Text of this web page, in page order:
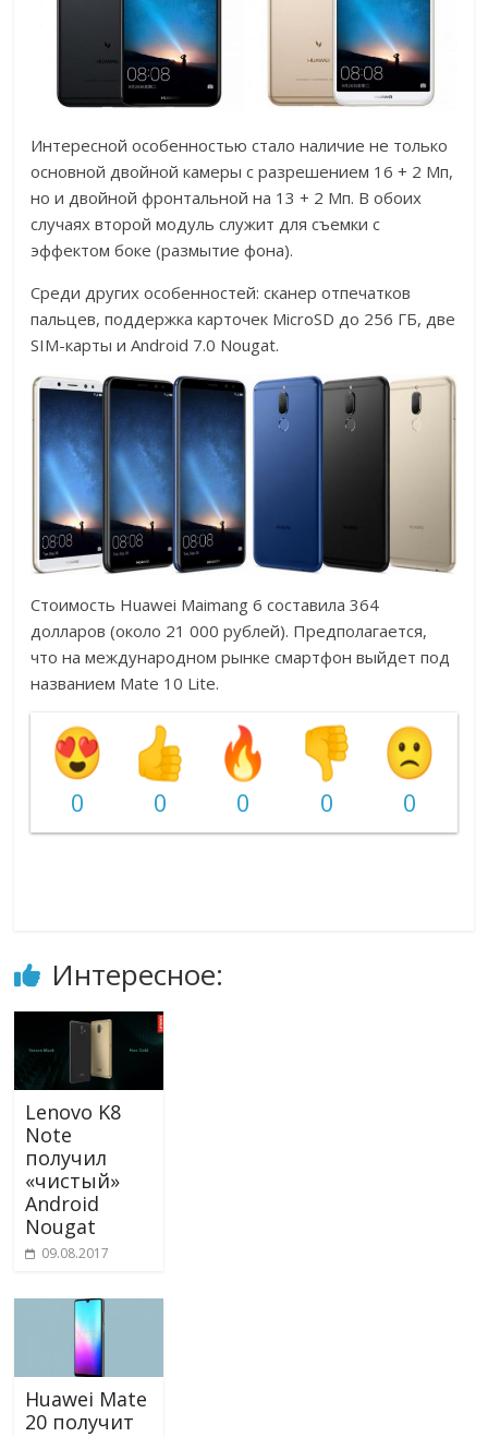
Интересной особенностью стало наличие не только
основной двойной камеры с разрешением 16 + 2 Мп,
но и двойной фронтальной на 13 + 2 Мп. В обоих
случаях второй модуль служит для съемки с
эффектом боке (размытие фона).
Среди других особенностей: сканер отпечатков
пальцев, поддержка карточек MicroSD до 256 ГБ, две
SIM-карты и Android 7.0 Nougat.
Стоимость Huawei Maimang 6 составила 364
долларов (около 21 000 рублей). Предполагается,
что на международном рынке смартфон выйдет под
названием Mate 10 Lite.
0 0 0 0 0
Интересное:
Lenovo K8
Note
получил
«чистый»
Android
Nougat
09.08.2017
Huawei Mate
20 получит